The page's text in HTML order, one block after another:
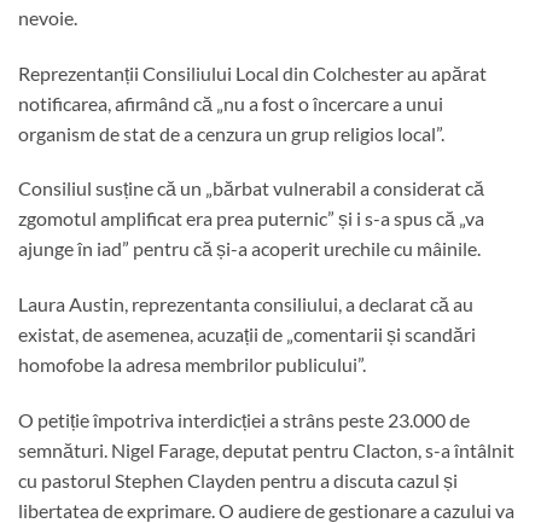
nevoie.
Reprezentanții Consiliului Local din Colchester au apărat
notificarea, afirmând că „nu a fost o încercare a unui
organism de stat de a cenzura un grup religios local”.
Consiliul susține că un „bărbat vulnerabil a considerat că
zgomotul amplificat era prea puternic” și i s-a spus că „va
ajunge în iad” pentru că și-a acoperit urechile cu mâinile.
Laura Austin, reprezentanta consiliului, a declarat că au
existat, de asemenea, acuzații de „comentarii și scandări
homofobe la adresa membrilor publicului”.
O petiție împotriva interdicției a strâns peste 23.000 de
semnături. Nigel Farage, deputat pentru Clacton, s-a întâlnit
cu pastorul Stephen Clayden pentru a discuta cazul și
libertatea de exprimare. O audiere de gestionare a cazului va